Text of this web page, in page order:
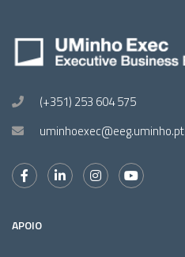
(+351) 253 604 575
uminhoexec@eeg.uminho.pt
APOIO